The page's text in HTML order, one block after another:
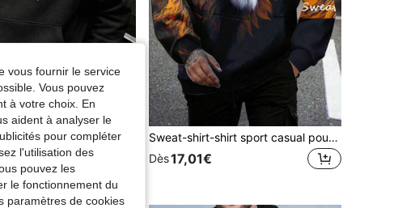
Économiser 0,93€
couleur unie avec cordon de serrage, grande taille, style fin pour printemps/automne, coupe ample 1XL-6XL, convient aux morphologies plus fortes
Sweat-shirt-shirt sport casual pour hommes grande taille avec imprimé numérique 3D lion, avec cordon de serrage devant, pour l'automne, Top à manches longues
Dès17,01€
vous fournir le service
Vous pouvez
à votre choix. En
aident à analyser le
pour compléter
l'utilisation des
pouvez les
le fonctionnement du
paramètres de cookies